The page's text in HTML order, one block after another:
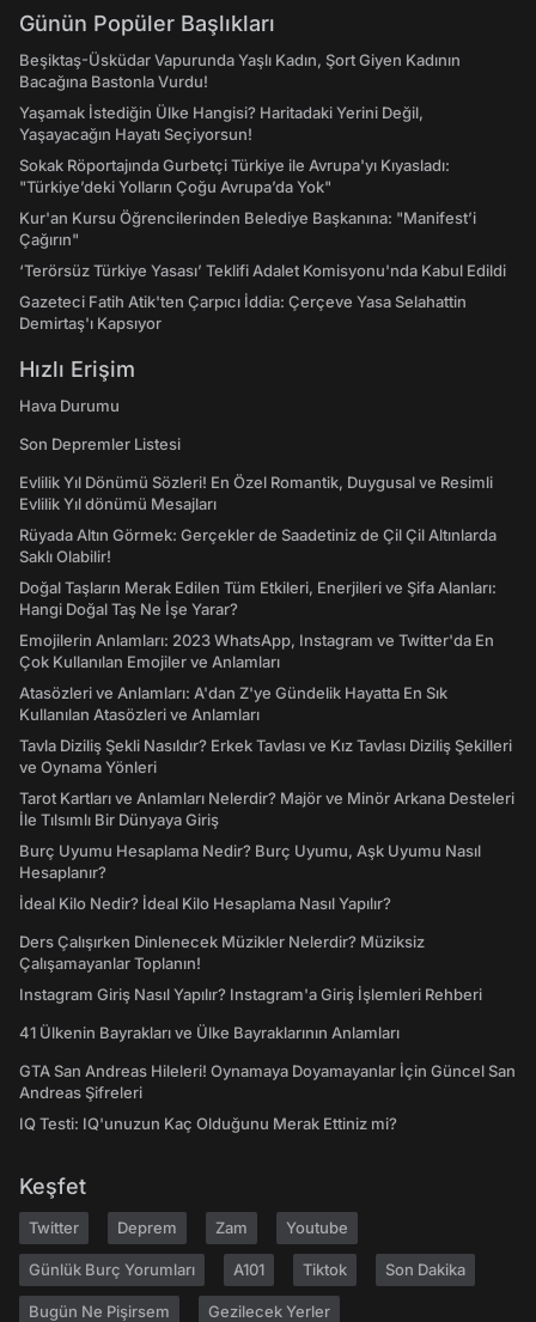
Günün Popüler Başlıkları
Beşiktaş-Üsküdar Vapurunda Yaşlı Kadın, Şort Giyen Kadının
Bacağına Bastonla Vurdu!
Yaşamak İstediğin Ülke Hangisi? Haritadaki Yerini Değil,
Yaşayacağın Hayatı Seçiyorsun!
Sokak Röportajında Gurbetçi Türkiye ile Avrupa'yı Kıyasladı:
"Türkiye’deki Yolların Çoğu Avrupa’da Yok"
Kur'an Kursu Öğrencilerinden Belediye Başkanına: "Manifest’i
Çağırın"
‘Terörsüz Türkiye Yasası’ Teklifi Adalet Komisyonu'nda Kabul Edildi
Gazeteci Fatih Atik'ten Çarpıcı İddia: Çerçeve Yasa Selahattin
Demirtaş'ı Kapsıyor
Hızlı Erişim
Hava Durumu
Son Depremler Listesi
Evlilik Yıl Dönümü Sözleri! En Özel Romantik, Duygusal ve Resimli
Evlilik Yıl dönümü Mesajları
Rüyada Altın Görmek: Gerçekler de Saadetiniz de Çil Çil Altınlarda
Saklı Olabilir!
Doğal Taşların Merak Edilen Tüm Etkileri, Enerjileri ve Şifa Alanları:
Hangi Doğal Taş Ne İşe Yarar?
Emojilerin Anlamları: 2023 WhatsApp, Instagram ve Twitter'da En
Çok Kullanılan Emojiler ve Anlamları
Atasözleri ve Anlamları: A'dan Z'ye Gündelik Hayatta En Sık
Kullanılan Atasözleri ve Anlamları
Tavla Diziliş Şekli Nasıldır? Erkek Tavlası ve Kız Tavlası Diziliş Şekilleri
ve Oynama Yönleri
Tarot Kartları ve Anlamları Nelerdir? Majör ve Minör Arkana Desteleri
İle Tılsımlı Bir Dünyaya Giriş
Burç Uyumu Hesaplama Nedir? Burç Uyumu, Aşk Uyumu Nasıl
Hesaplanır?
İdeal Kilo Nedir? İdeal Kilo Hesaplama Nasıl Yapılır?
Ders Çalışırken Dinlenecek Müzikler Nelerdir? Müziksiz
Çalışamayanlar Toplanın!
Instagram Giriş Nasıl Yapılır? Instagram'a Giriş İşlemleri Rehberi
41 Ülkenin Bayrakları ve Ülke Bayraklarının Anlamları
GTA San Andreas Hileleri! Oynamaya Doyamayanlar İçin Güncel San
Andreas Şifreleri
IQ Testi: IQ'unuzun Kaç Olduğunu Merak Ettiniz mi?
Keşfet
Twitter Deprem Zam Youtube
Günlük Burç Yorumları A101 Tiktok Son Dakika
Bugün Ne Pişirsem Gezilecek Yerler